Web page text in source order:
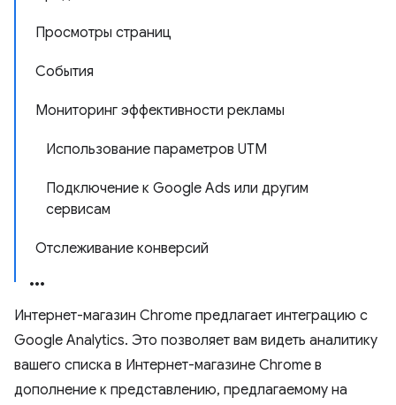
Просмотры страниц
События
Мониторинг эффективности рекламы
Использование параметров UTM
Подключение к Google Ads или другим
сервисам
Отслеживание конверсий
Интернет-магазин Chrome предлагает интеграцию с
Google Analytics. Это позволяет вам видеть аналитику
вашего списка в Интернет-магазине Chrome в
дополнение к представлению, предлагаемому на